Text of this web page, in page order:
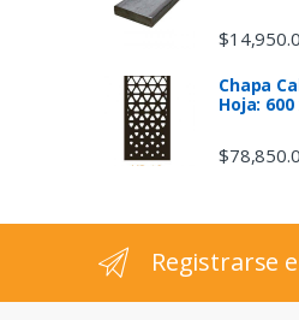
$
Chapa
Hoja:
$
Registrarse